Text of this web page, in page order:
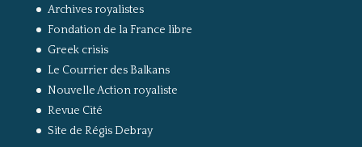
Archives royalistes
Fondation de la France libre
Greek crisis
Le Courrier des Balkans
Nouvelle Action royaliste
Revue Cité
Site de Régis Debray